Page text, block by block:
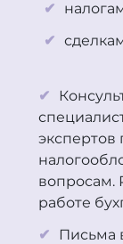
экспертов
вопросам.
работе
Письма